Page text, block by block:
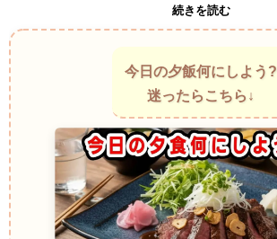
Arrowroot Porridge ～ジャマイカ～体に優しい熱
ジャマイカの家庭では、アロールート（葛に似た
ある「ポリッジ」が定番。牛乳や水で煮て甘くし、
を効かせた温かいドリンクは、朝食代わりや体調を
ます。トロッとした飲み心地とスパイスの香りが立
に染み込んでくる一杯。
Feijão Mimoso Cremoso ～ブラジル～白いんげん
か甘味
北東ブラジルでは「フェイジャオン・ミモーゾ」と
とろとろに煮て甘く仕立てた温かいスイーツがあり
持っています。豆の自然な甘みとミルクのまろやか
しくてホッとする味わい。冷えた夜に出てくると、
るような一杯。
続きを読む
今日の夕飯何にしよう?
迷ったらこちら↓